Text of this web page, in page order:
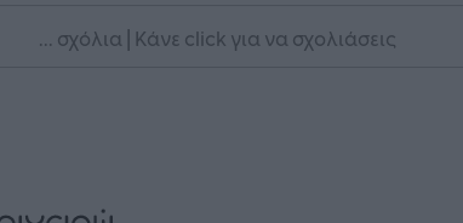
... σχόλια | Κάνε click για να σχολιάσεις